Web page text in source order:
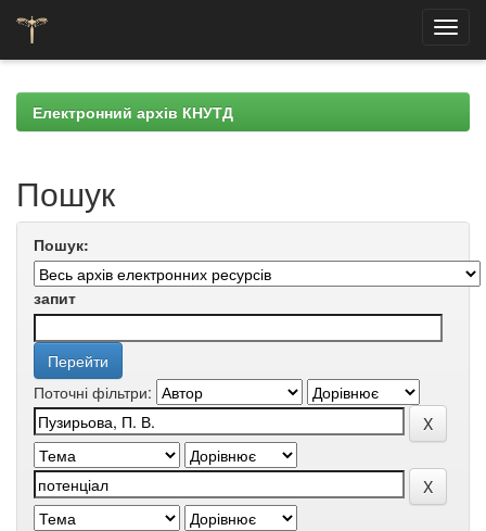
navigationЕлектронний архів КНУТД
Пошук
Пошук:
запит
Поточні фільтри: